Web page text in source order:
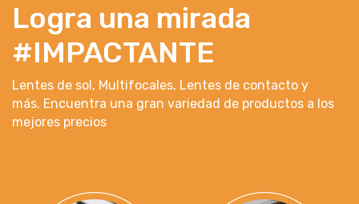
Logra una mirada
#IMPACTANTE
Lentes de sol, Multifocales, Lentes de contacto y
más. Encuentra una gran variedad de productos a los
mejores precios